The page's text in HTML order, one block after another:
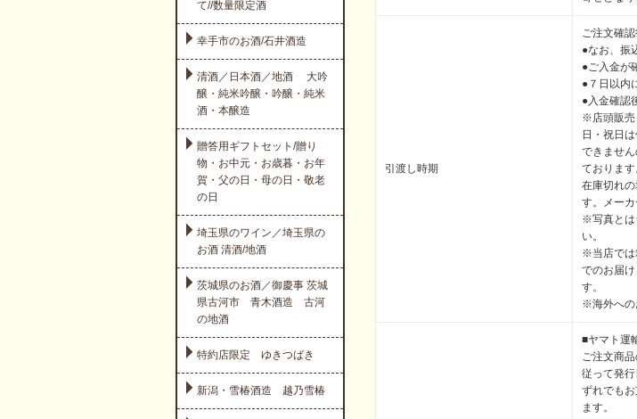
て//数量限定酒
幸手市のお酒/石井酒造
清酒／日本酒／地酒 大吟
醸・純米吟醸・吟醸・純米
酒・本醸造
贈答用ギフトセット/贈り
物・お中元・お歳暮・お年
賀・父の日・母の日・敬老
の日
埼玉県のワイン／埼玉県の
お酒 清酒/地酒
茨城県のお酒／御慶事 茨城
県古河市 青木酒造 古河
の地酒
特約店限定 ゆきつばき
新潟・雪椿酒造 越乃雪椿
引渡し時期
ご注文確
●なお、振
●ご入金が
●７日以内
●入金確認
※店頭販売
日・祝日
できませ
ております
在庫切れ
す。メーカ
※写真とは
い。
※当店では
でのお届
す。
※海外への
■ヤマト運
ご注文商
従って発
ずれでも
ます。